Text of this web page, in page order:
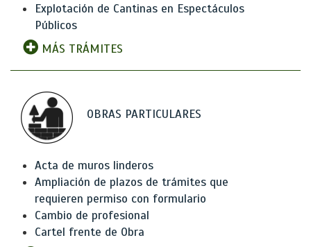
Explotación de Cantinas en Espectáculos
Públicos
MÁS TRÁMITES
OBRAS PARTICULARES
Acta de muros linderos
Ampliación de plazos de trámites que
requieren permiso con formulario
Cambio de profesional
Cartel frente de Obra